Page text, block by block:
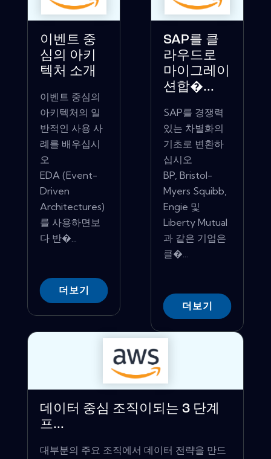
이벤트 중
심의 아키
텍처 소개
이벤트 중심의
아키텍처의 일
반적인 사용 사
례를 배우십시
오
EDA (Event-
Driven
Architectures)
를 사용하면보
다 반�...
더보기
SAP를 클
라우드로
마이그레이
션합�...
SAP를 경쟁력
있는 차별화의
기초로 변환하
십시오
BP, Bristol-
Myers Squibb,
Engie 및
Liberty Mutual
과 같은 기업은
클�...
더보기
데이터 중심 조직이되는 3 단계
프...
대부분의 주요 조직에서 데이터 전략을 만드